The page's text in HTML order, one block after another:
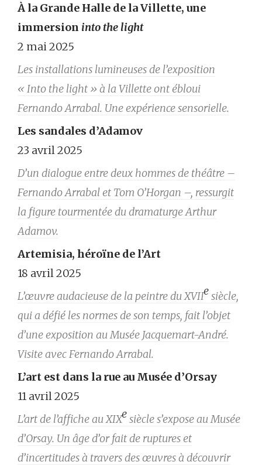
À la Grande Halle de la Villette, une
immersion into the light
2 mai 2025
Les installations lumineuses de l’exposition
« Into the light » à la Villette ont ébloui
Fernando Arrabal. Une expérience sensorielle.
Les sandales d’Adamov
23 avril 2025
D’un dialogue entre deux hommes de théâtre –
Fernando Arrabal et Tom O’Horgan –, ressurgit
la figure tourmentée du dramaturge Arthur
Adamov.
Artemisia, héroïne de l’Art
18 avril 2025
L’œuvre audacieuse de la peintre du XVIIesiècle,
qui a défié les normes de son temps, fait l’objet
d’une exposition au Musée Jacquemart-André.
Visite avec Fernando Arrabal.
L’art est dans la rue au Musée d’Orsay
11 avril 2025
L’art de l’affiche au XIXesiècle s’expose au Musée
d’Orsay. Un âge d’or fait de ruptures et
d’incertitudes à travers des œuvres à découvrir